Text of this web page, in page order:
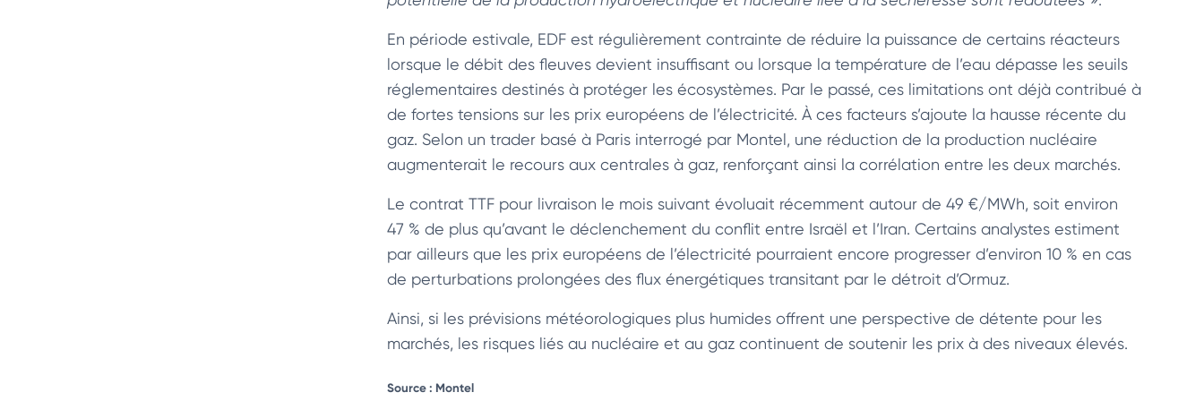
En période estivale, EDF est régulièrement contrainte de réduire la puissance de certains réacteurs
lorsque le débit des fleuves devient insuffisant ou lorsque la température de l’eau dépasse les seuils
réglementaires destinés à protéger les écosystèmes. Par le passé, ces limitations ont déjà contribué à
de fortes tensions sur les prix européens de l’électricité. À ces facteurs s’ajoute la hausse récente du
gaz. Selon un trader basé à Paris interrogé par Montel, une réduction de la production nucléaire
augmenterait le recours aux centrales à gaz, renforçant ainsi la corrélation entre les deux marchés.
Le contrat TTF pour livraison le mois suivant évoluait récemment autour de 49 €/MWh, soit environ
47 % de plus qu’avant le déclenchement du conflit entre Israël et l’Iran. Certains analystes estiment
par ailleurs que les prix européens de l’électricité pourraient encore progresser d’environ 10 % en cas
de perturbations prolongées des flux énergétiques transitant par le détroit d’Ormuz.
Ainsi, si les prévisions météorologiques plus humides offrent une perspective de détente pour les
marchés, les risques liés au nucléaire et au gaz continuent de soutenir les prix à des niveaux élevés.
Source : Montel